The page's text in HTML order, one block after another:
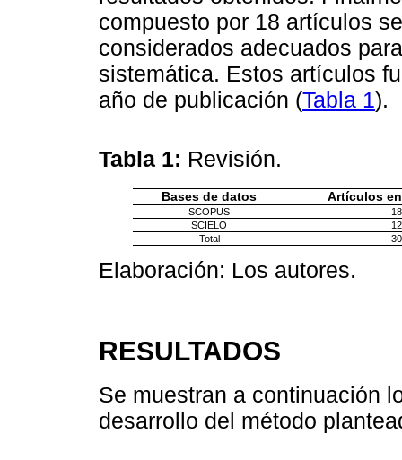
compuesto por 18 artículos
considerados adecuados
sistemática. Estos artículos
año de publicación (Tabla 1).
Tabla 1: Revisión.
Bases de datos Artículos
SCOPUS
18
SCIELO
12
Total
30
Elaboración: Los autores.
RESULTADOS
Se muestran a continuación
desarrollo del método